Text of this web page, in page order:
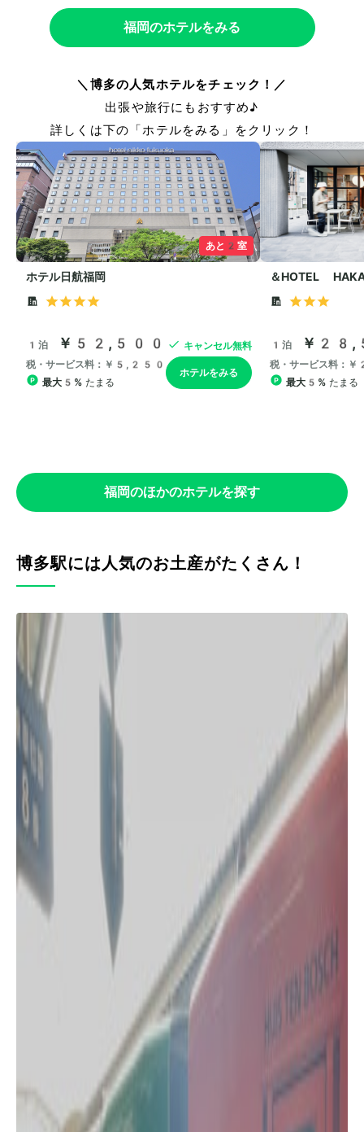
福岡のホテルをみる
＼博多の人気ホテルをチェック！／
出張や旅行にもおすすめ♪
詳しくは下の「ホテルをみる」をクリック！
福岡のほかのホテルを探す
博多駅には人気のお土産がたくさん！